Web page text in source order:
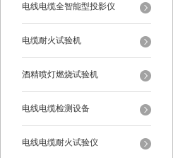
电线电缆全智能型投影仪
电缆耐火试验机
酒精喷灯燃烧试验机
电线电缆检测设备
电线电缆耐火试验仪